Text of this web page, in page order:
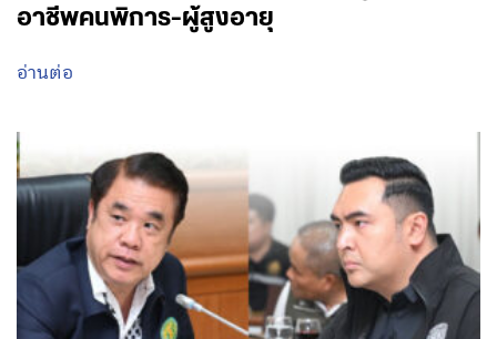
อาชีพคนพิการ-ผู้สูงอายุ
อ่านต่อ